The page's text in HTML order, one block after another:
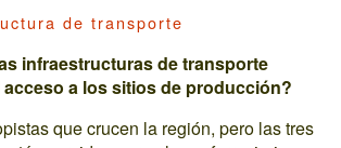
de transporte
infraestructuras de transporte
a los sitios de producción?
que crucen la región, pero las tres